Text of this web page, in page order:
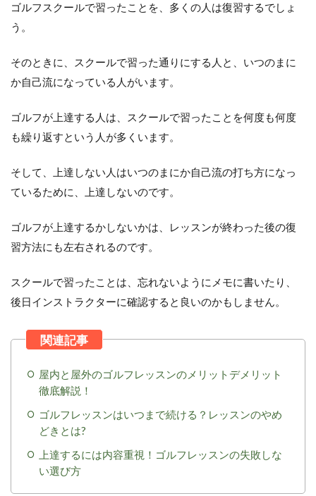
ゴルフスクールで習ったことを、多くの人は復習するでしょ
う。
そのときに、スクールで習った通りにする人と、いつのまに
か自己流になっている人がいます。
ゴルフが上達する人は、スクールで習ったことを何度も何度
も繰り返すという人が多くいます。
そして、上達しない人はいつのまにか自己流の打ち方になっ
ているために、上達しないのです。
ゴルフが上達するかしないかは、レッスンが終わった後の復
習方法にも左右されるのです。
スクールで習ったことは、忘れないようにメモに書いたり、
後日インストラクターに確認すると良いのかもしません。
屋内と屋外のゴルフレッスンのメリットデメリット
徹底解説！
ゴルフレッスンはいつまで続ける？レッスンのやめ
どきとは?
上達するには内容重視！ゴルフレッスンの失敗しな
い選び方